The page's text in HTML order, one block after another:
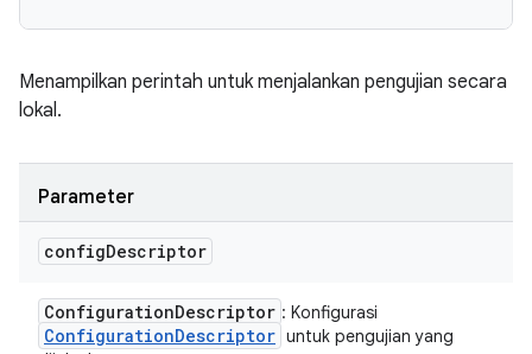
Menampilkan perintah untuk menjalankan pengujian secara
lokal.
Parameter
configDescriptor
ConfigurationDescriptor : Konfigurasi
ConfigurationDescriptor untuk pengujian yang